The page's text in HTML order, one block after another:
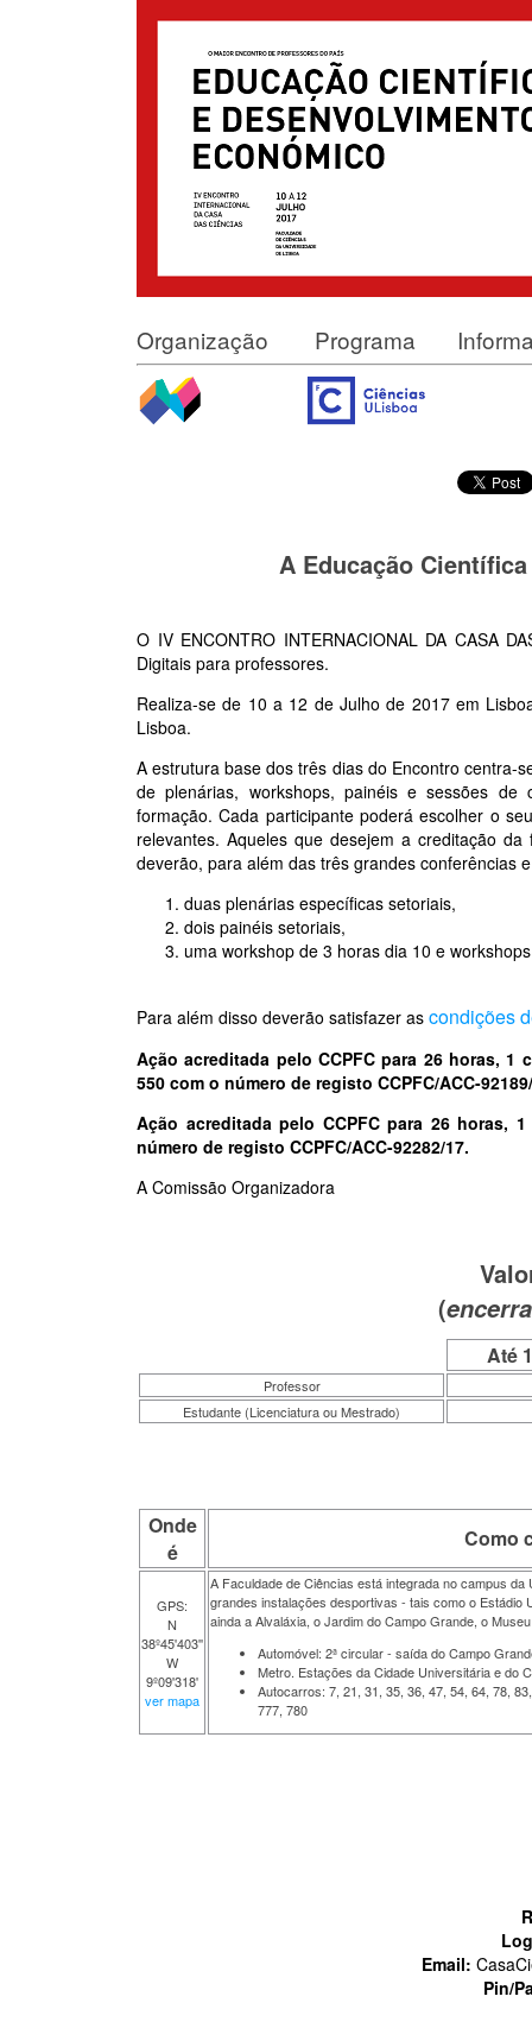
Organização Programa
A Educação
O IV ENCONTRO INTERNACIONAL DA CASA
Digitais para professores.
Realiza-se de 10 a 12 de Julho de 2017 em
Lisboa.
A estrutura base dos três dias do Encontro centra-
de plenárias, workshops, painéis e sessões de
formação. Cada participante poderá escolher o
relevantes. Aqueles que desejem a creditação
deverão, para além das três grandes conferências
duas plenárias específicas setoriais,
dois painéis setoriais,
uma workshop de 3 horas dia 10 e
Para além disso deverão satisfazer as condições
Ação acreditada pelo CCPFC para 26 horas, 1
550 com o número de registo CCPFC/ACC-
Ação acreditada pelo CCPFC para 26 horas,
número de registo CCPFC/ACC-92282/17.
A Comissão Organizadora
(
Até
Professor
Estudante (Licenciatura ou Mestrado)
Onde
é
Como
GPS:
N
38º45'403''
W
9º09'318'
ver mapa
A Faculdade de Ciências está integrada no campus
grandes instalações desportivas - tais como o Estádio
ainda a Alvaláxia, o Jardim do Campo Grande, o
Automóvel: 2ª circular - saída do Campo
Metro. Estações da Cidade Universitária e do
Autocarros: 7, 21, 31, 35, 36, 47, 54, 64, 78,
777, 780
Email:
Pin/